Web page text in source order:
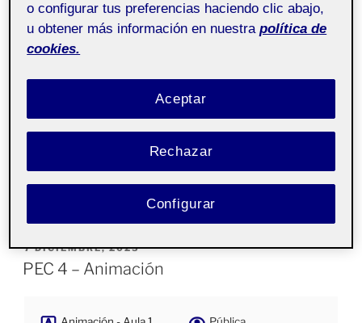
00:00 00:30
Entrega de la actividad PR
PUBLICADO
EL
7 DICIEMBRE, 2023
PEC 4 – Animación
o configurar tus preferencias haciendo clic abajo,
u obtener más información en nuestra política de
cookies.
Rechazar
Aceptar
Configurar